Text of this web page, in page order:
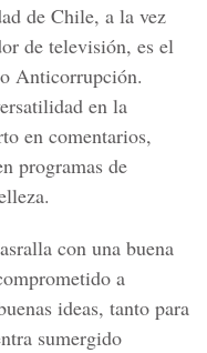
de Chile, a la vez
de televisión, es el
Anticorrupción.
en la
en comentarios,
programas de
con una buena
a
ideas, tanto para
sumergido